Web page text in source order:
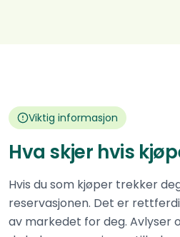
Viktig informasjon
Hva skjer hvis
Hvis du som kjøper trekker
reservasjonen. Det er
av markedet for deg.